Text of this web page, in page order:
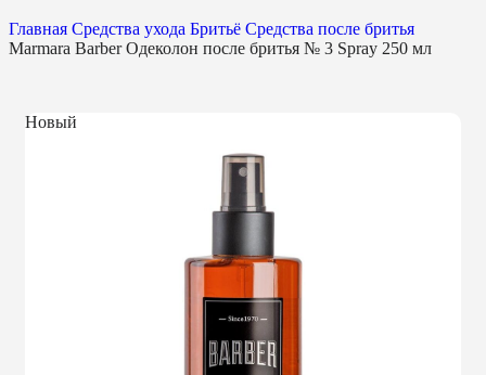
Главная Средства ухода Бритьё Средства после бритья
Marmara Barber Одеколон после бритья № 3 Spray 250 мл
Новый